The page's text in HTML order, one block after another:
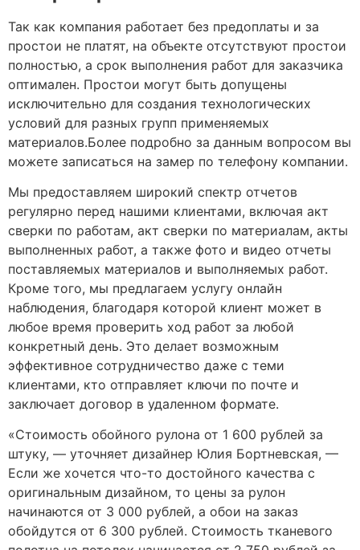
Так как компания работает без предоплаты и за
простои не платят, на объекте отсутствуют простои
полностью, а срок выполнения работ для заказчика
оптимален. Простои могут быть допущены
исключительно для создания технологических
условий для разных групп применяемых
материалов.Более подробно за данным вопросом вы
можете записаться на замер по телефону компании.
Мы предоставляем широкий спектр отчетов
регулярно перед нашими клиентами, включая акт
сверки по работам, акт сверки по материалам, акты
выполненных работ, а также фото и видео отчеты
поставляемых материалов и выполняемых работ.
Кроме того, мы предлагаем услугу онлайн
наблюдения, благодаря которой клиент может в
любое время проверить ход работ за любой
конкретный день. Это делает возможным
эффективное сотрудничество даже с теми
клиентами, кто отправляет ключи по почте и
заключает договор в удаленном формате.
«Стоимость обойного рулона от 1 600 рублей за
штуку, — уточняет дизайнер Юлия Бортневская, —
Если же хочется что-то достойного качества с
оригинальным дизайном, то цены за рулон
начинаются от 3 000 рублей, а обои на заказ
обойдутся от 6 300 рублей. Стоимость тканевого